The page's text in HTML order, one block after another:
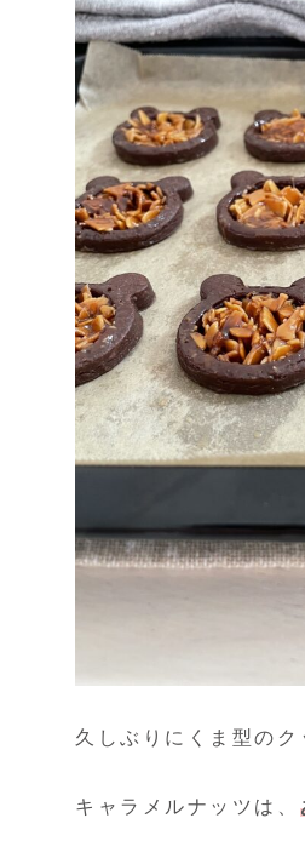
久しぶりにくま型の
キャラメルナッツは、